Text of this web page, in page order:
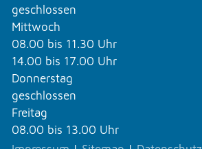
geschlossen
Mittwoch
08.00 bis 11.30 Uhr
14.00 bis 17.00 Uhr
Donnerstag
geschlossen
Freitag
08.00 bis 13.00 Uhr